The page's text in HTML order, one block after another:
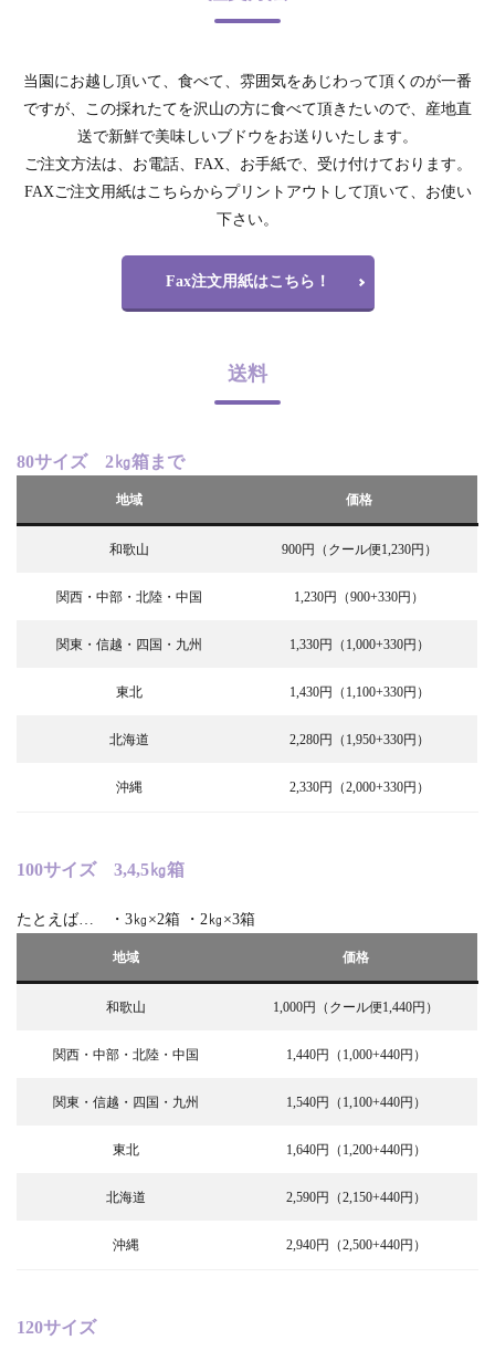
当園にお越し頂いて、食べて、雰囲気をあじわって頂くのが一番
ですが、この採れたてを沢山の方に食べて頂きたいので、産地直
送で新鮮で美味しいブドウをお送りいたします。
ご注文方法は、お電話、FAX、お手紙で、受け付けております。
FAXご注文用紙はこちらからプリントアウトして頂いて、お使い
下さい。
Fax注文用紙はこちら！
送料
80サイズ 2㎏箱まで
地域 価格
和歌山 900円（クール便1,230円）
関西・中部・北陸・中国 1,230円（900+330円）
関東・信越・四国・九州 1,330円（1,000+330円）
東北 1,430円（1,100+330円）
北海道 2,280円（1,950+330円）
沖縄 2,330円（2,000+330円）
100サイズ 3,4,5㎏箱
たとえば… ・3㎏×2箱 ・2㎏×3箱
地域 価格
和歌山 1,000円（クール便1,440円）
関西・中部・北陸・中国 1,440円（1,000+440円）
関東・信越・四国・九州 1,540円（1,100+440円）
東北 1,640円（1,200+440円）
北海道 2,590円（2,150+440円）
沖縄 2,940円（2,500+440円）
120サイズ